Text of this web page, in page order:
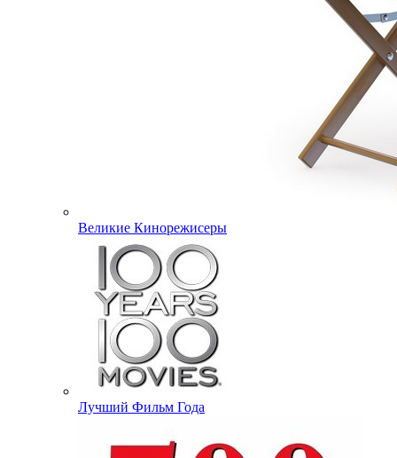
Великие Кинорежисеры
Лучший Фильм Года